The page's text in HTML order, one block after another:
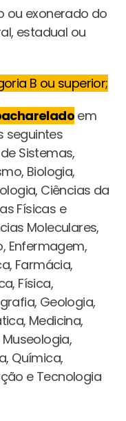
ou exonerado do
estadual ou
B ou superior;
em
seguintes
Sistemas,
Biologia,
Ciências da
Físicas e
Moleculares,
Enfermagem,
Farmácia,
Física,
Geologia,
Medicina,
Química,
e Tecnologia